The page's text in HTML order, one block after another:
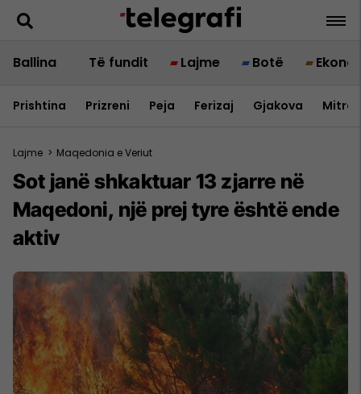
Ballina Të fundit Lajme Botë
Prishtina Prizreni Peja Ferizaj Gjakova
Lajme > Maqedonia e Veriut
Sot janë shkaktuar 13 zjarre në
Maqedoni, një prej tyre është ende
aktiv